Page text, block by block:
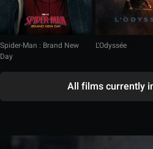
Spider-Man : Brand New
Day
L'Odyssée
All films currently